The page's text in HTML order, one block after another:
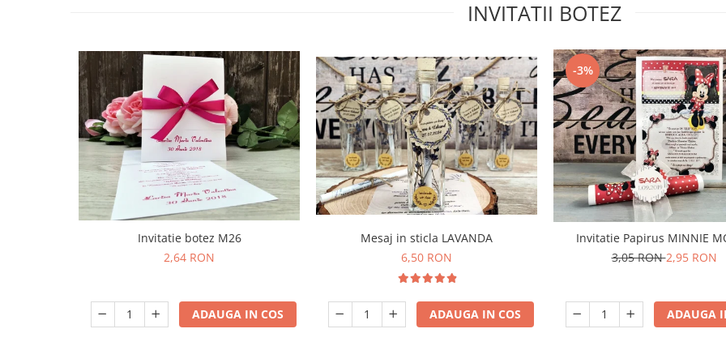
INVITATII BOTEZ
Invitatie botez M26
2,64 RON
ADAUGA IN COS
Mesaj in sticla LAVANDA
6,50 RON
ADAUGA IN COS
-3%
Invitatie Papirus MINNIE
3,05 RON2,95 RON
ADAUGA